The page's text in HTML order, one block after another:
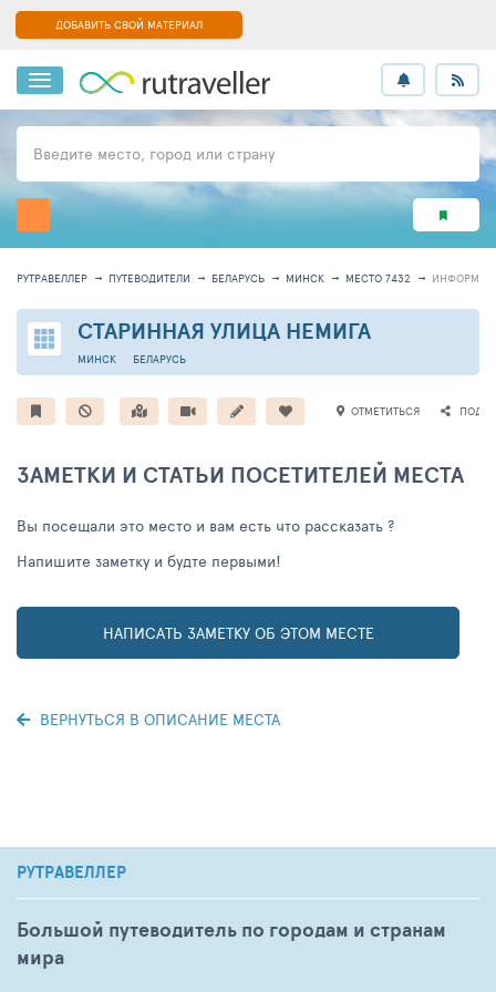
ДОБАВИТЬ СВОЙ МАТЕРИАЛ
Введите место, город или страну
РУТРАВЕЛЛЕР ПУТЕВОДИТЕЛИ БЕЛАРУСЬ МИНСК МЕСТО 7432
СТАРИННАЯ УЛИЦА НЕМИГА
БЕЛАРУСЬ
МИНСК
ОТМЕТИТЬСЯ
ЗАМЕТКИ И СТАТЬИ ПОСЕТИТЕЛЕЙ МЕСТА
Вы посещали это место и вам есть что рассказать ?
Напишите заметку и будте первыми!
НАПИСАТЬ ЗАМЕТКУ ОБ ЭТОМ МЕСТЕ
ВЕРНУТЬСЯ В ОПИСАНИЕ МЕСТА
РУТРАВЕЛЛЕР
Большой путеводитель по городам и странам
мира